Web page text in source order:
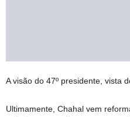
A visão do 47º presidente, vista
Ultimamente, Chahal vem